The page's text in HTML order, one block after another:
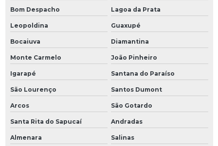
Bom Despacho Lagoa da Prata
Leopoldina Guaxupé
Bocaiuva Diamantina
Monte Carmelo João Pinheiro
Igarapé Santana do Paraíso
São Lourenço Santos Dumont
Arcos São Gotardo
Santa Rita do Sapucaí Andradas
Almenara Salinas